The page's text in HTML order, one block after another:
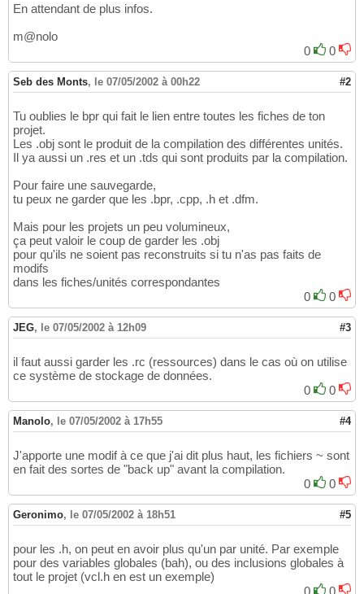
En attendant de plus infos.
m@nolo
0
0
Seb des Monts, le 07/05/2002 à 00h22 #2
Tu oublies le bpr qui fait le lien entre toutes les fiches de ton
projet.
Les .obj sont le produit de la compilation des différentes unités.
Il ya aussi un .res et un .tds qui sont produits par la compilation.
Pour faire une sauvegarde,
tu peux ne garder que les .bpr, .cpp, .h et .dfm.
Mais pour les projets un peu volumineux,
ça peut valoir le coup de garder les .obj
pour qu'ils ne soient pas reconstruits si tu n'as pas faits de
modifs
dans les fiches/unités correspondantes
0
0
JEG, le 07/05/2002 à 12h09 #3
il faut aussi garder les .rc (ressources) dans le cas où on utilise
ce système de stockage de données.
0
0
Manolo, le 07/05/2002 à 17h55 #4
J'apporte une modif à ce que j'ai dit plus haut, les fichiers ~ sont
en fait des sortes de "back up" avant la compilation.
0
0
Geronimo, le 07/05/2002 à 18h51 #5
pour les .h, on peut en avoir plus qu'un par unité. Par exemple
pour des variables globales (bah), ou des inclusions globales à
tout le projet (vcl.h en est un exemple)